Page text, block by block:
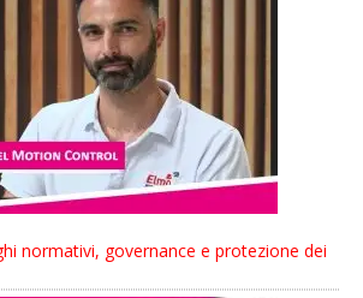
normativi, governance e protezione dei